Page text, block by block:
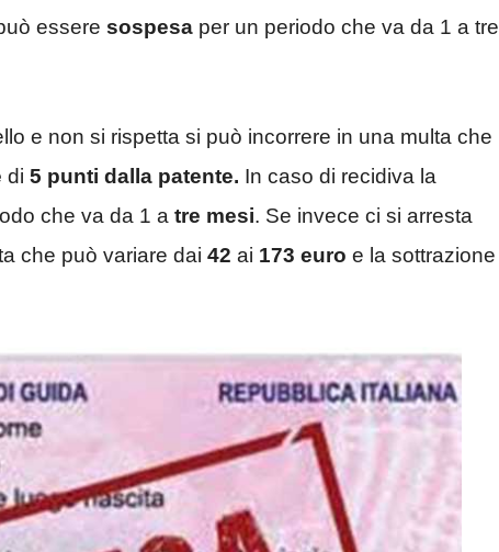
essere sospesa per un periodo che va da 1 a tre
e non si rispetta si può incorrere in una multa che
di 5 punti dalla patente. In caso di recidiva la
che va da 1 a tre mesi. Se invece ci si arresta
che può variare dai 42 ai 173 euro e la sottrazione